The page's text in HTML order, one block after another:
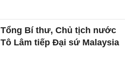
Tổng Bí thư, Chủ tịch nước
Tô Lâm tiếp Đại sứ Malaysia